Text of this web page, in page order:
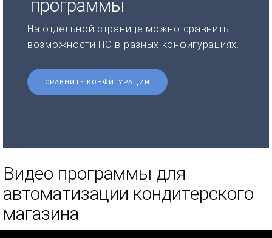
программы
На отдельной странице можно сравнить
возможности ПО в разных конфигурациях.
СРАВНИТЕ КОНФИГУРАЦИИ
Видео программы для
автоматизации кондитерского
магазина